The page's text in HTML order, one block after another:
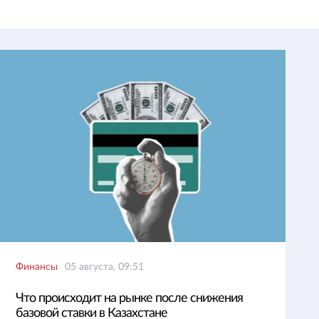
Финансы 05 августа, 09:51
Что происходит на рынке после снижения
базовой ставки в Казахстане